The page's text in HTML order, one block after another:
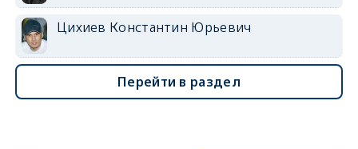
Цихиев Константин Юрьевич
Перейти в раздел